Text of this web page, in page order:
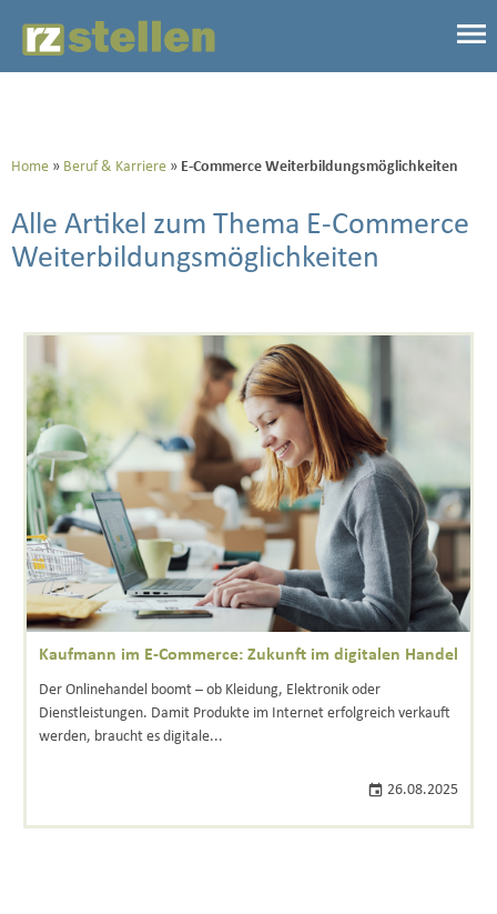
Home Beruf & Karriere E-Commerce Weiterbildungsmöglichkeiten
Alle Artikel zum Thema E-Commerce
Weiterbildungsmöglichkeiten
Kaufmann im E-Commerce: Zukunft im digitalen Handel
Der Onlinehandel boomt – ob Kleidung, Elektronik oder
Dienstleistungen. Damit Produkte im Internet erfolgreich verkauft
werden, braucht es digitale...
26.08.2025